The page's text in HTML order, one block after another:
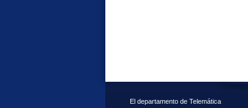
El departamento de Telemática